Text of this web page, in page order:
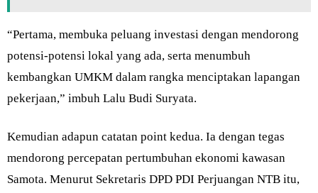
“Pertama, membuka peluang investasi dengan mendorong
potensi-potensi lokal yang ada, serta menumbuh
kembangkan UMKM dalam rangka menciptakan lapangan
pekerjaan,” imbuh Lalu Budi Suryata.
Kemudian adapun catatan point kedua. Ia dengan tegas
mendorong percepatan pertumbuhan ekonomi kawasan
Samota. Menurut Sekretaris DPD PDI Perjuangan NTB itu,